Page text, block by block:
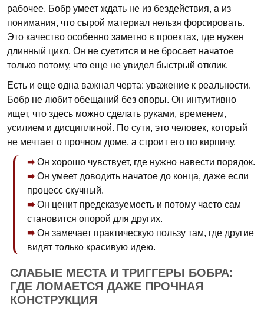
рабочее. Бобр умеет ждать не из бездействия, а из
понимания, что сырой материал нельзя форсировать.
Это качество особенно заметно в проектах, где нужен
длинный цикл. Он не суетится и не бросает начатое
только потому, что еще не увидел быстрый отклик.
Есть и еще одна важная черта: уважение к реальности.
Бобр не любит обещаний без опоры. Он интуитивно
ищет, что здесь можно сделать руками, временем,
усилием и дисциплиной. По сути, это человек, который
не мечтает о прочном доме, а строит его по кирпичу.
Он хорошо чувствует, где нужно навести порядок.
Он умеет доводить начатое до конца, даже если
процесс скучный.
Он ценит предсказуемость и потому часто сам
становится опорой для других.
Он замечает практическую пользу там, где другие
видят только красивую идею.
СЛАБЫЕ МЕСТА И ТРИГГЕРЫ БОБРА:
ГДЕ ЛОМАЕТСЯ ДАЖЕ ПРОЧНАЯ
КОНСТРУКЦИЯ